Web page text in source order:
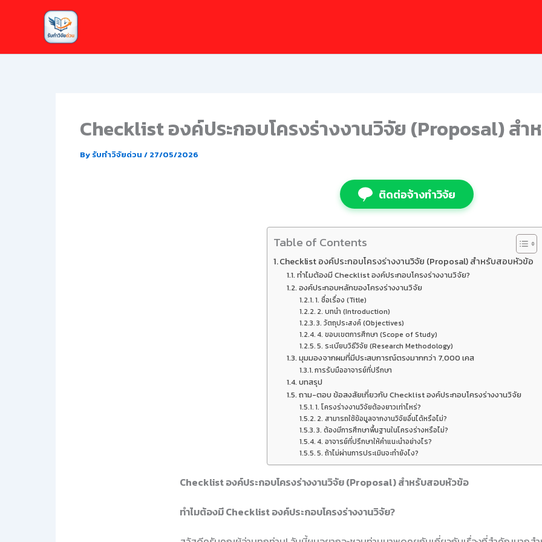
Checklist องค์ประกอบโครงร่างงานวิจัย (Proposal) ส
By รับทำวิจัยด่วน / 27/05/2026
ติดต่อจ้างทำวิจัย
Table of Contents
Checklist องค์ประกอบโครงร่างงานวิจัย (Proposal) สำหรับสอบหัวข้อ
ทำไมต้องมี Checklist องค์ประกอบโครงร่างงานวิจัย?
องค์ประกอบหลักของโครงร่างงานวิจัย
1. ชื่อเรื่อง (Title)
2. บทนำ (Introduction)
3. วัตถุประสงค์ (Objectives)
4. ขอบเขตการศึกษา (Scope of Study)
5. ระเบียบวิธีวิจัย (Research Methodology)
มุมมองจากผมที่มีประสบการณ์ตรงมากกว่า 7,000 เคส
การรับมืออาจารย์ที่ปรึกษา
บทสรุป
ถาม-ตอบ ข้อสงสัยเกี่ยวกับ Checklist องค์ประกอบโครงร่างงานวิจัย
1. โครงร่างงานวิจัยต้องยาวเท่าไหร่?
2. สามารถใช้ข้อมูลจากงานวิจัยอื่นได้หรือไม่?
3. ต้องมีการศึกษาพื้นฐานในโครงร่างหรือไม่?
4. อาจารย์ที่ปรึกษาให้คำแนะนำอย่างไร?
5. ถ้าไม่ผ่านการประเมินจะทำยังไง?
Checklist องค์ประกอบโครงร่างงานวิจัย (Proposal) สำหรับสอบหัวข้อ
ทำไมต้องมี Checklist องค์ประกอบโครงร่างงานวิจัย?